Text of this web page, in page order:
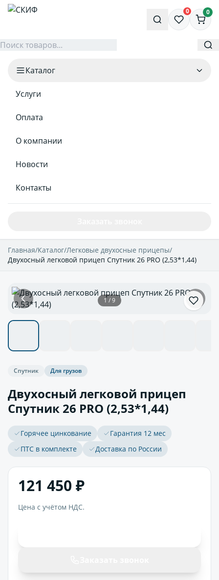
0 0
Каталог
Услуги
Оплата
О компании
Новости
Контакты
Главная/Каталог/Легковые двухосные прицепы/
Двухосный легковой прицеп Спутник 26 PRO (2,53*1,44)
1 / 9
Спутник Для грузов
Двухосный легковой прицеп
Спутник 26 PRO (2,53*1,44)
Горячее цинкование
Гарантия 12 мес
ПТС в комплекте
Доставка по России
121 450 ₽
Цена с учётом НДС.